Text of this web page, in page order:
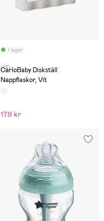
I lager
(13)
CarloBaby Diskställ
Nappflaskor, Vit
179 kr